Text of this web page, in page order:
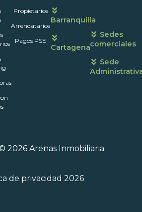
Propietarios
Arrendatarios
Pagos PSE
Barranquilla
Cartagena
atención
Sedes
comerciales
Sede
2026 Arenas Inmobiliaria
de privacidad 2026